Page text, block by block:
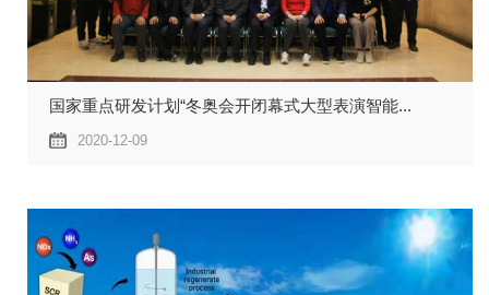
国家重点研发计划“冬奥会开闭幕式大型表演智能...
2020-12-09